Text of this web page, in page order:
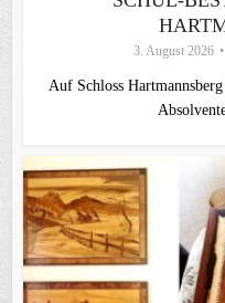
3. August 2026
Auf Schloss